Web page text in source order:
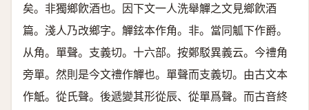
矣。非獨鄉飮酒也。因下文一人洗舉觶之文見鄉飮酒
篇。淺人乃改鄉字。觶鉉本作角。非。當同觚下作爵。
从角。單聲。 支義切。十六部。按鄭駁異義云。今禮角
旁單。然則是今文禮作觶也。單聲而支義切。由古文本
作觗。從氏聲。後遞變其形從辰、從單爲聲。而古音終